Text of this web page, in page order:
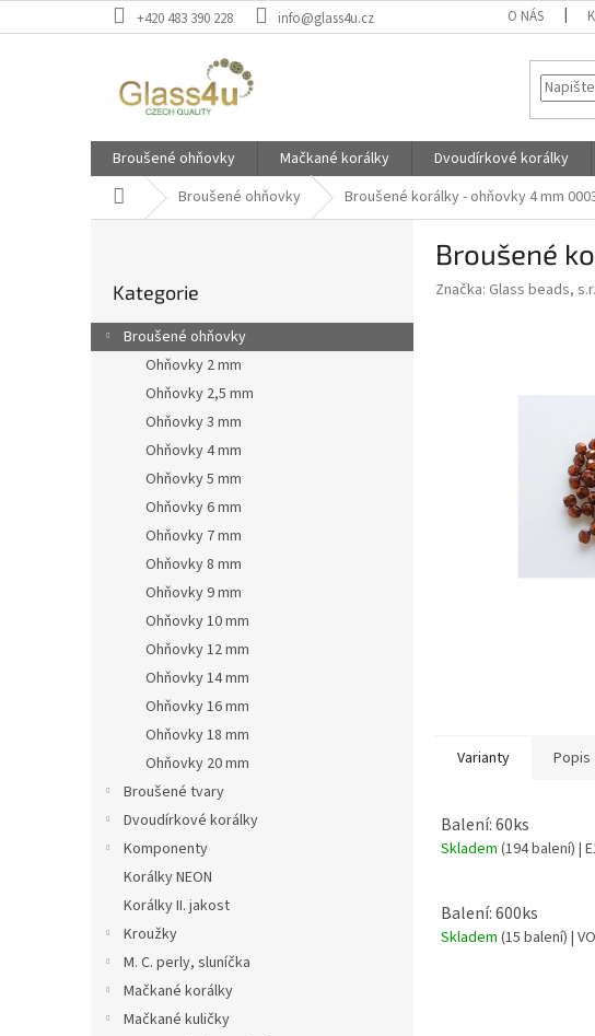
na
+420 483 390 228 info@glass4u.cz O NÁS
Broušené ohňovky Mačkané korálky Dvoudírkové korálky
Domů Broušené ohňovky Broušené korálky - ohňovky 4 mm
r
a
kategorie
Kategorie
Broušené ohňovky
Ohňovky 2 mm
Ohňovky 2,5 mm
Ohňovky 3 mm
Ohňovky 4 mm
Ohňovky 5 mm
Ohňovky 6 mm
Ohňovky 7 mm
Ohňovky 8 mm
Ohňovky 9 mm
Ohňovky 10 mm
Ohňovky 12 mm
Ohňovky 14 mm
Ohňovky 16 mm
Ohňovky 18 mm
Ohňovky 20 mm
Broušené tvary
Dvoudírkové korálky
Komponenty
Korálky NEON
Korálky II. jakost
Kroužky
M. C. perly, sluníčka
Mačkané korálky
Mačkané kuličky
Broušené
Značka: Glass beads,
Varianty Popis
Balení: 60ks
Skladem (194 balení) |
Balení: 600ks
Skladem (15 balení) |